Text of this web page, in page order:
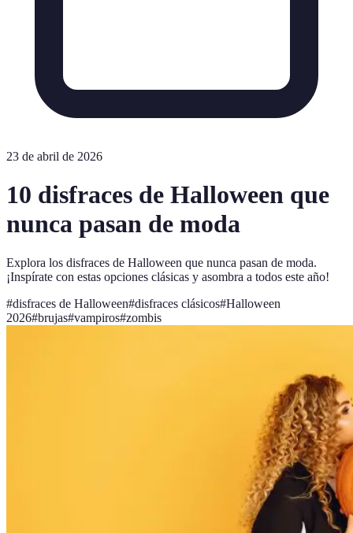
23 de abril de 2026
10 disfraces de Halloween que
nunca pasan de moda
Explora los disfraces de Halloween que nunca pasan de moda.
¡Inspírate con estas opciones clásicas y asombra a todos este año!
#disfraces de Halloween#disfraces clásicos#Halloween
2026#brujas#vampiros#zombis